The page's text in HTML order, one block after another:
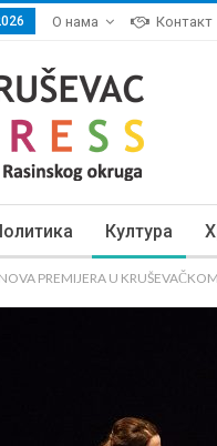
О нама Контакт
Култура
NOVA PREMIJERA U